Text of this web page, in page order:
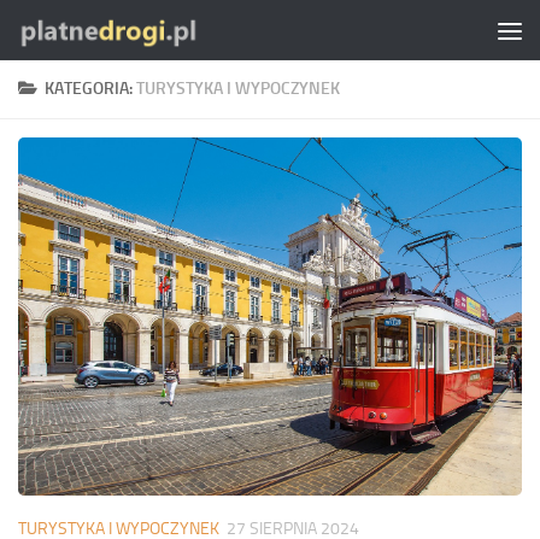
Skip to content
KATEGORIA:TURYSTYKA I WYPOCZYNEK
TURYSTYKA I WYPOCZYNEK 27 SIERPNIA 2024